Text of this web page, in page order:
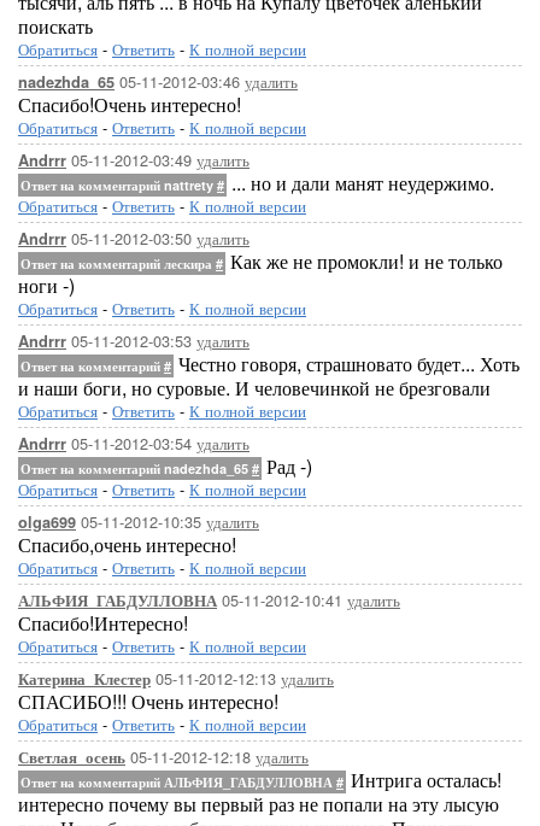
поискать
Обратиться - Ответить - К полной версии
nadezhda_65 05-11-2012-03:46 удалить
Спасибо!Очень интересно!
Обратиться - Ответить - К полной версии
Andrrr 05-11-2012-03:49 удалить
Ответ на комментарий nattrety # ... но и дали манят неудержимо.
Обратиться - Ответить - К полной версии
Andrrr 05-11-2012-03:50 удалить
Ответ на комментарий лескира # Как же не промокли! и не только
ноги -)
Обратиться - Ответить - К полной версии
Andrrr 05-11-2012-03:53 удалить
Ответ на комментарий # Честно говоря, страшновато будет... Хоть
и наши боги, но суровые. И человечинкой не брезговали
Обратиться - Ответить - К полной версии
Andrrr 05-11-2012-03:54 удалить
Ответ на комментарий nadezhda_65 # Рад -)
Обратиться - Ответить - К полной версии
olga699 05-11-2012-10:35 удалить
Спасибо,очень интересно!
Обратиться - Ответить - К полной версии
АЛЬФИЯ_ГАБДУЛЛОВНА 05-11-2012-10:41 удалить
Спасибо!Интересно!
Обратиться - Ответить - К полной версии
Катерина_Клестер 05-11-2012-12:13 удалить
СПАСИБО!!! Очень интересно!
Обратиться - Ответить - К полной версии
Светлая_осень 05-11-2012-12:18 удалить
Ответ на комментарий АЛЬФИЯ_ГАБДУЛЛОВНА # Интрига осталась!
интересно почему вы первый раз не попали на эту лысую